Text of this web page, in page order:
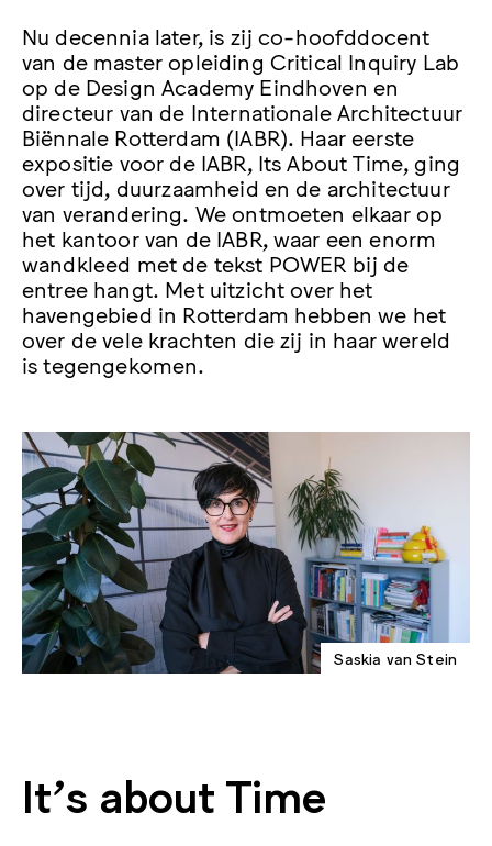
Nu decennia later, is zij co-hoofddocent
van de master opleiding Critical Inquiry Lab
op de Design Academy Eindhoven en
directeur van de Internationale Architectuur
Biënnale Rotterdam (IABR). Haar eerste
expositie voor de IABR, Its About Time, ging
over tijd, duurzaamheid en de architectuur
van verandering. We ontmoeten elkaar op
het kantoor van de IABR, waar een enorm
wandkleed met de tekst POWER bij de
entree hangt. Met uitzicht over het
havengebied in Rotterdam hebben we het
over de vele krachten die zij in haar wereld
is tegengekomen.
Saskia van Stein
It’s about Time